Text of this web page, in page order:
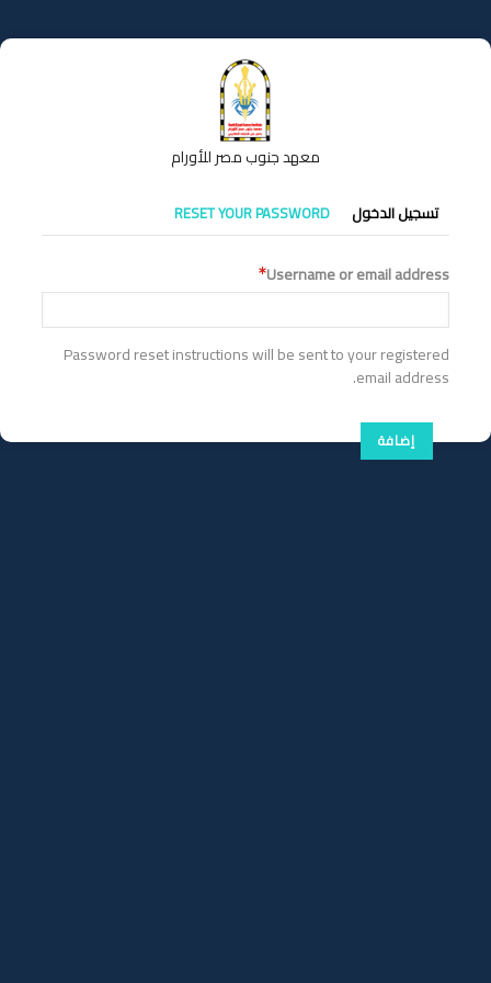
إلى
المحتوى
معهد جنوب مصر للأورام
التبويبات
الأساسية
تسجيل الدخول RESET YOUR PASSWORD
Username or email address
Password reset instructions will be sent to your registered
email address.